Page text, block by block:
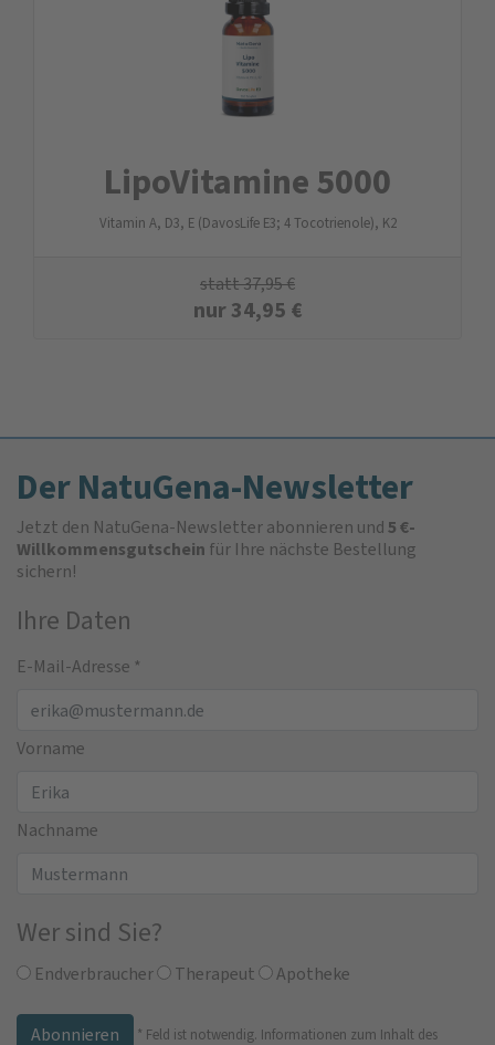
LipoVitamine 5000
Vitamin A, D3, E (DavosLife E3; 4 Tocotrienole), K2
statt37,95€
nur34,95 €
Der NatuGena-Newsletter
Jetzt den NatuGena-Newsletter abonnieren und5 €-
Willkommensgutschein für Ihre nächste Bestellung
sichern!
Ihre Daten
E-Mail-Adresse *
Vorname
Nachname
Wer sind Sie?
Endverbraucher Therapeut Apotheke
* Feld ist notwendig. Informationen zum Inhalt des